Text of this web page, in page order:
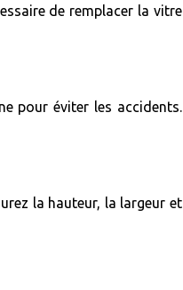
de remplacer la vitre
pour éviter les accidents.
la hauteur, la largeur et